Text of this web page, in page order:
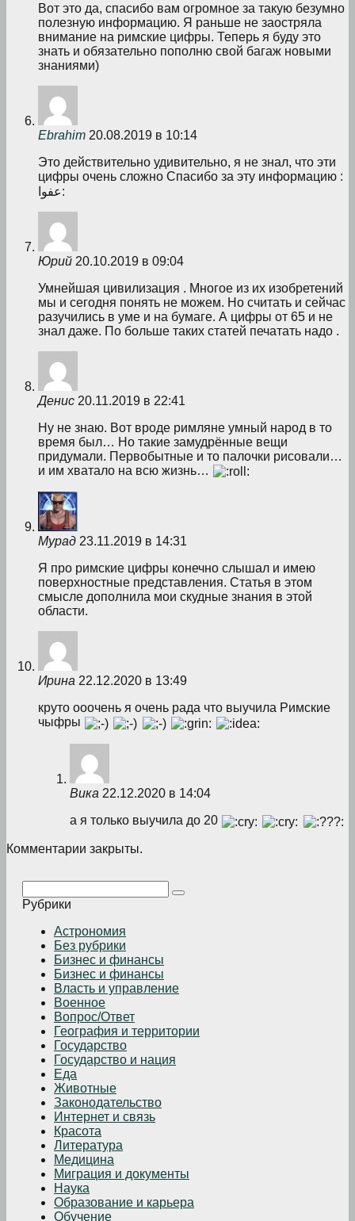
Вот это да, спасибо вам огромное за такую безумно
полезную информацию. Я раньше не заостряла
внимание на римские цифры. Теперь я буду это
знать и обязательно пополню свой багаж новыми
знаниями)
Ebrahim 20.08.2019 в 10:14
Это действительно удивительно, я не знал, что эти
цифры очень сложно Спасибо за эту информацию :
عفوا:
Юрий 20.10.2019 в 09:04
Умнейшая цивилизация . Многое из их изобретений
мы и сегодня понять не можем. Но считать и сейчас
разучились в уме и на бумаге. А цифры от 65 и не
знал даже. По больше таких статей печатать надо .
Денис 20.11.2019 в 22:41
Ну не знаю. Вот вроде римляне умный народ в то
время был… Но такие замудрённые вещи
придумали. Первобытные и то палочки рисовали…
и им хватало на всю жизнь…
Мурад 23.11.2019 в 14:31
Я про римские цифры конечно слышал и имею
поверхностные представления. Статья в этом
смысле дополнила мои скудные знания в этой
области.
Ирина 22.12.2020 в 13:49
круто ооочень я очень рада что выучила Римские
чыфры
Вика 22.12.2020 в 14:04
а я только выучила до 20
Комментарии закрыты.
Рубрики
Астрономия
Без рубрики
Бизнеc и финансы
Бизнес и финансы
Власть и управление
Военное
Вопрос/Ответ
География и территории
Государство
Государство и нация
Еда
Животные
Законодательство
Интернет и связь
Красота
Литература
Медицина
Миграция и документы
Наука
Образование и карьера
Обучение